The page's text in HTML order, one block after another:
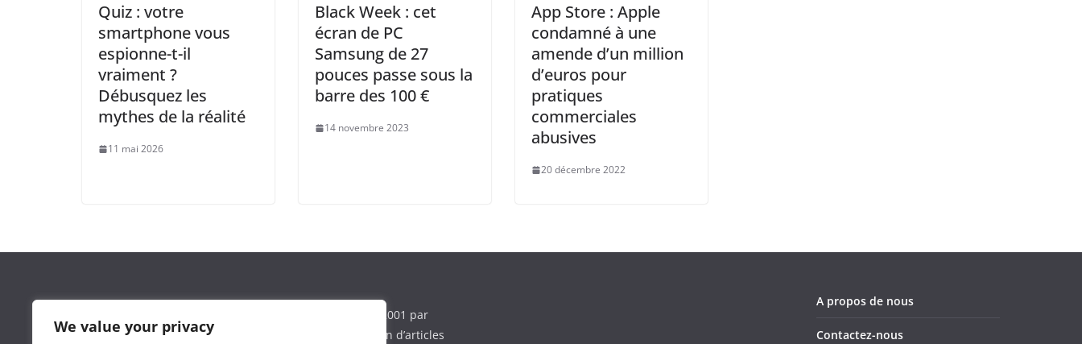
We value your privacy
Quiz : votre
smartphone vous
espionne-t-il
vraiment ?
Débusquez les
mythes de la réalité
11 mai 2026
Black Week : cet
écran de PC
Samsung de 27
pouces passe sous la
barre des 100 €
14 novembre 2023
App Store : Apple
condamné à une
amende d’un million
d’euros pour
pratiques
commerciales
abusives
20 décembre 2022
Leguide.ma est un site d’information marocain crée en 2001 par
l’agence3wdev.ma dans le but de proposer une sélection d’articles
A propos de nous
Contactez-nous